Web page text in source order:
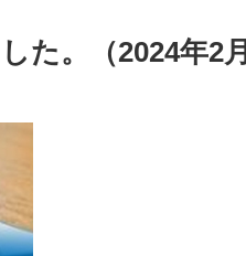
た。（2024年2月